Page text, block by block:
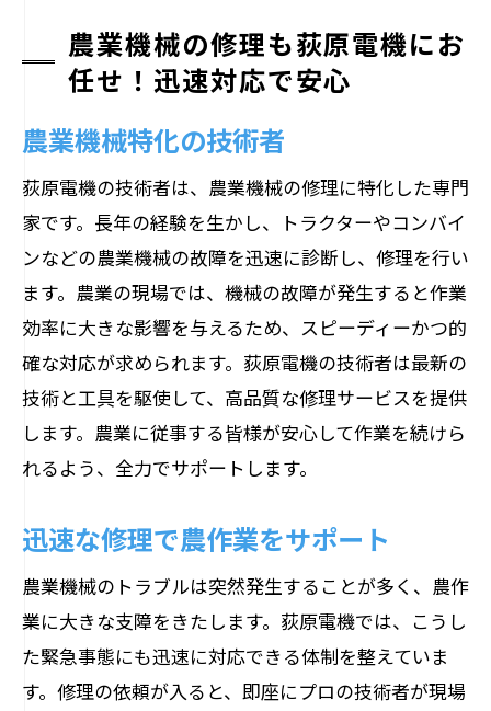
農業機械の修理も荻原電機にお
任せ！迅速対応で安心
農業機械特化の技術者
荻原電機の技術者は、農業機械の修理に特化した専門
家です。長年の経験を生かし、トラクターやコンバイ
ンなどの農業機械の故障を迅速に診断し、修理を行い
ます。農業の現場では、機械の故障が発生すると作業
効率に大きな影響を与えるため、スピーディーかつ的
確な対応が求められます。荻原電機の技術者は最新の
技術と工具を駆使して、高品質な修理サービスを提供
します。農業に従事する皆様が安心して作業を続けら
れるよう、全力でサポートします。
迅速な修理で農作業をサポート
農業機械のトラブルは突然発生することが多く、農作
業に大きな支障をきたします。荻原電機では、こうし
た緊急事態にも迅速に対応できる体制を整えていま
す。修理の依頼が入ると、即座にプロの技術者が現場